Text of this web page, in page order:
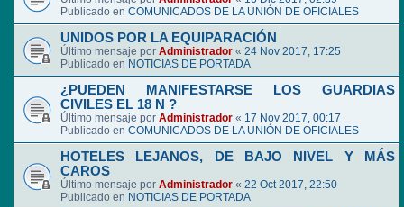
Publicado en COMUNICADOS DE LA UNIÓN DE OFICIALES
UNIDOS POR LA EQUIPARACIÓN
Último mensaje por Administrador « 24 Nov 2017, 17:25
Publicado en NOTICIAS DE PORTADA
¿PUEDEN MANIFESTARSE LOS GUARDIAS
CIVILES EL 18 N ?
Último mensaje por Administrador « 17 Nov 2017, 00:17
Publicado en COMUNICADOS DE LA UNIÓN DE OFICIALES
HOTELES LEJANOS, DE BAJO NIVEL Y MÁS
CAROS
Último mensaje por Administrador « 22 Oct 2017, 22:50
Publicado en NOTICIAS DE PORTADA